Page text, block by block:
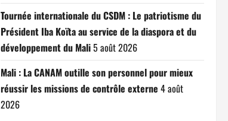
Tournée internationale du CSDM : Le patriotisme du
Président Iba Koïta au service de la diaspora et du
développement du Mali5 août 2026
Mali : La CANAM outille son personnel pour mieux
réussir les missions de contrôle externe 4 août
2026